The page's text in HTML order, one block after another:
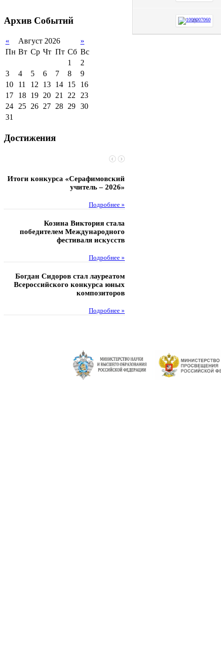
поддержки обучающихся
сотрудничество
Организация питания в
образовательной
организации
Архив Событий
« Август 2026
»
Пн Вт Ср Чт Пт Сб Вс
1
2
3
4 5 6 7 8
9
10
11 12 13 14 15
16
17
18 19 20 21 22 23
24 25 26 27 28 29 30
31
Достижения
Итоги конкурса «Серафимовский
учитель – 2026»
Подробнее »
Козина Виктория стала
победителем Международного
фестиваля искусств
Подробнее »
Богдан Сидоров стал лауреатом
Всероссийского конкурса юных
композиторов
Подробнее »